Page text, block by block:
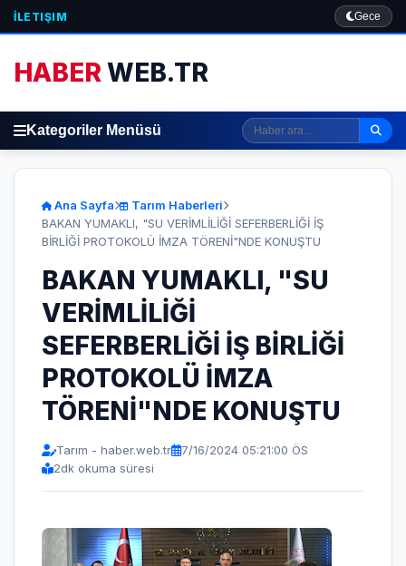
İLETIŞIM Gece
HABERWEB.TR
Kategoriler Menüsü
Ana Sayfa
Tarım Haberleri
BAKAN YUMAKLI, "SU VERİMLİLİĞİ SEFERBERLİĞİ İŞ
BİRLİĞİ PROTOKOLÜ İMZA TÖRENİ"NDE KONUŞTU
BAKAN YUMAKLI, "SU
VERİMLİLİĞİ
SEFERBERLİĞİ İŞ BİRLİĞİ
PROTOKOLÜ İMZA
TÖRENİ"NDE KONUŞTU
Tarım - haber.web.tr
7/16/2024 05:21:00 ÖS
2dk okuma süresi